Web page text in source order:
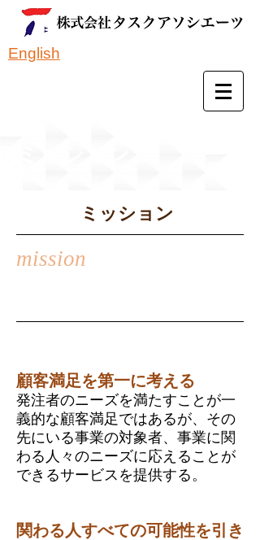
English
ミッション
mission
顧客満足を第一に考える
発注者のニーズを満たすことが一
義的な顧客満足ではあるが、その
先にいる事業の対象者、事業に関
わる人々のニーズに応えることが
できるサービスを提供する。
関わる人すべての可能性を引き